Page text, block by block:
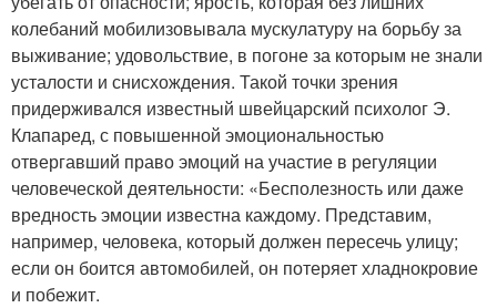
колебаний мобилизовывала мускулатуру на борьбу за
выживание; удовольствие, в погоне за которым не знали
усталости и снисхождения. Такой точки зрения
придерживался известный швейцарский психолог Э.
Клапаред, с повышенной эмоциональностью
отвергавший право эмоций на участие в регуляции
человеческой деятельности: «Бесполезность или даже
вредность эмоции известна каждому. Представим,
например, человека, который должен пересечь улицу;
если он боится автомобилей, он потеряет хладнокровие
и побежит.